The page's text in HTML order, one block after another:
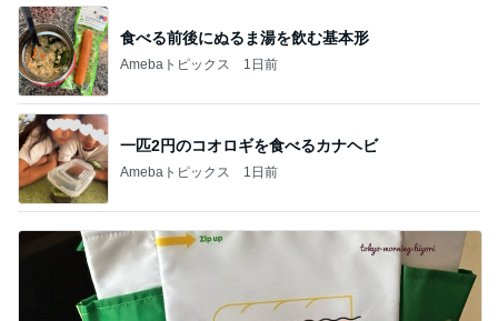
食べる前後にぬるま湯を飲む基本形
Amebaトピックス 1日前
一匹2円のコオロギを食べるカナヘビ
Amebaトピックス 1日前